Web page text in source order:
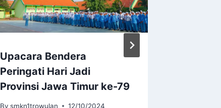
Upacara Bendera
Peringati Hari Jadi
Provinsi Jawa Timur ke-79
By smkn1trowulan 12/10/2024